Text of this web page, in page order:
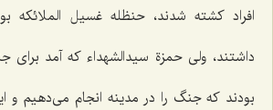
افراد كشته شدند، حنظله غسیل الملائكه
داشتند، ولی حمزة سیدالشهداء كه آمد
بودند كه جنگ را در مدینه انجام می‌دهیم و